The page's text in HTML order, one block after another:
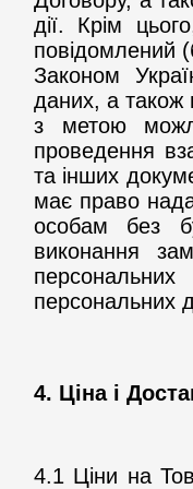
дії. Крім
повідомлений
Законом
даних, а також
з метою
проведення
та інших
має право
особам без
виконання
персональних
4. Ціна і
4.1 Ціни на